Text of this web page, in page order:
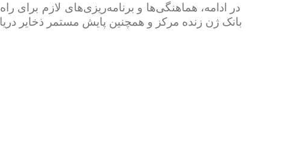
در ادامه، هماهنگی‌ها و برنامه‌ریزی‌های لازم برای
بانک ژن زنده مرکز و همچنین پایش مستمر ذخایر